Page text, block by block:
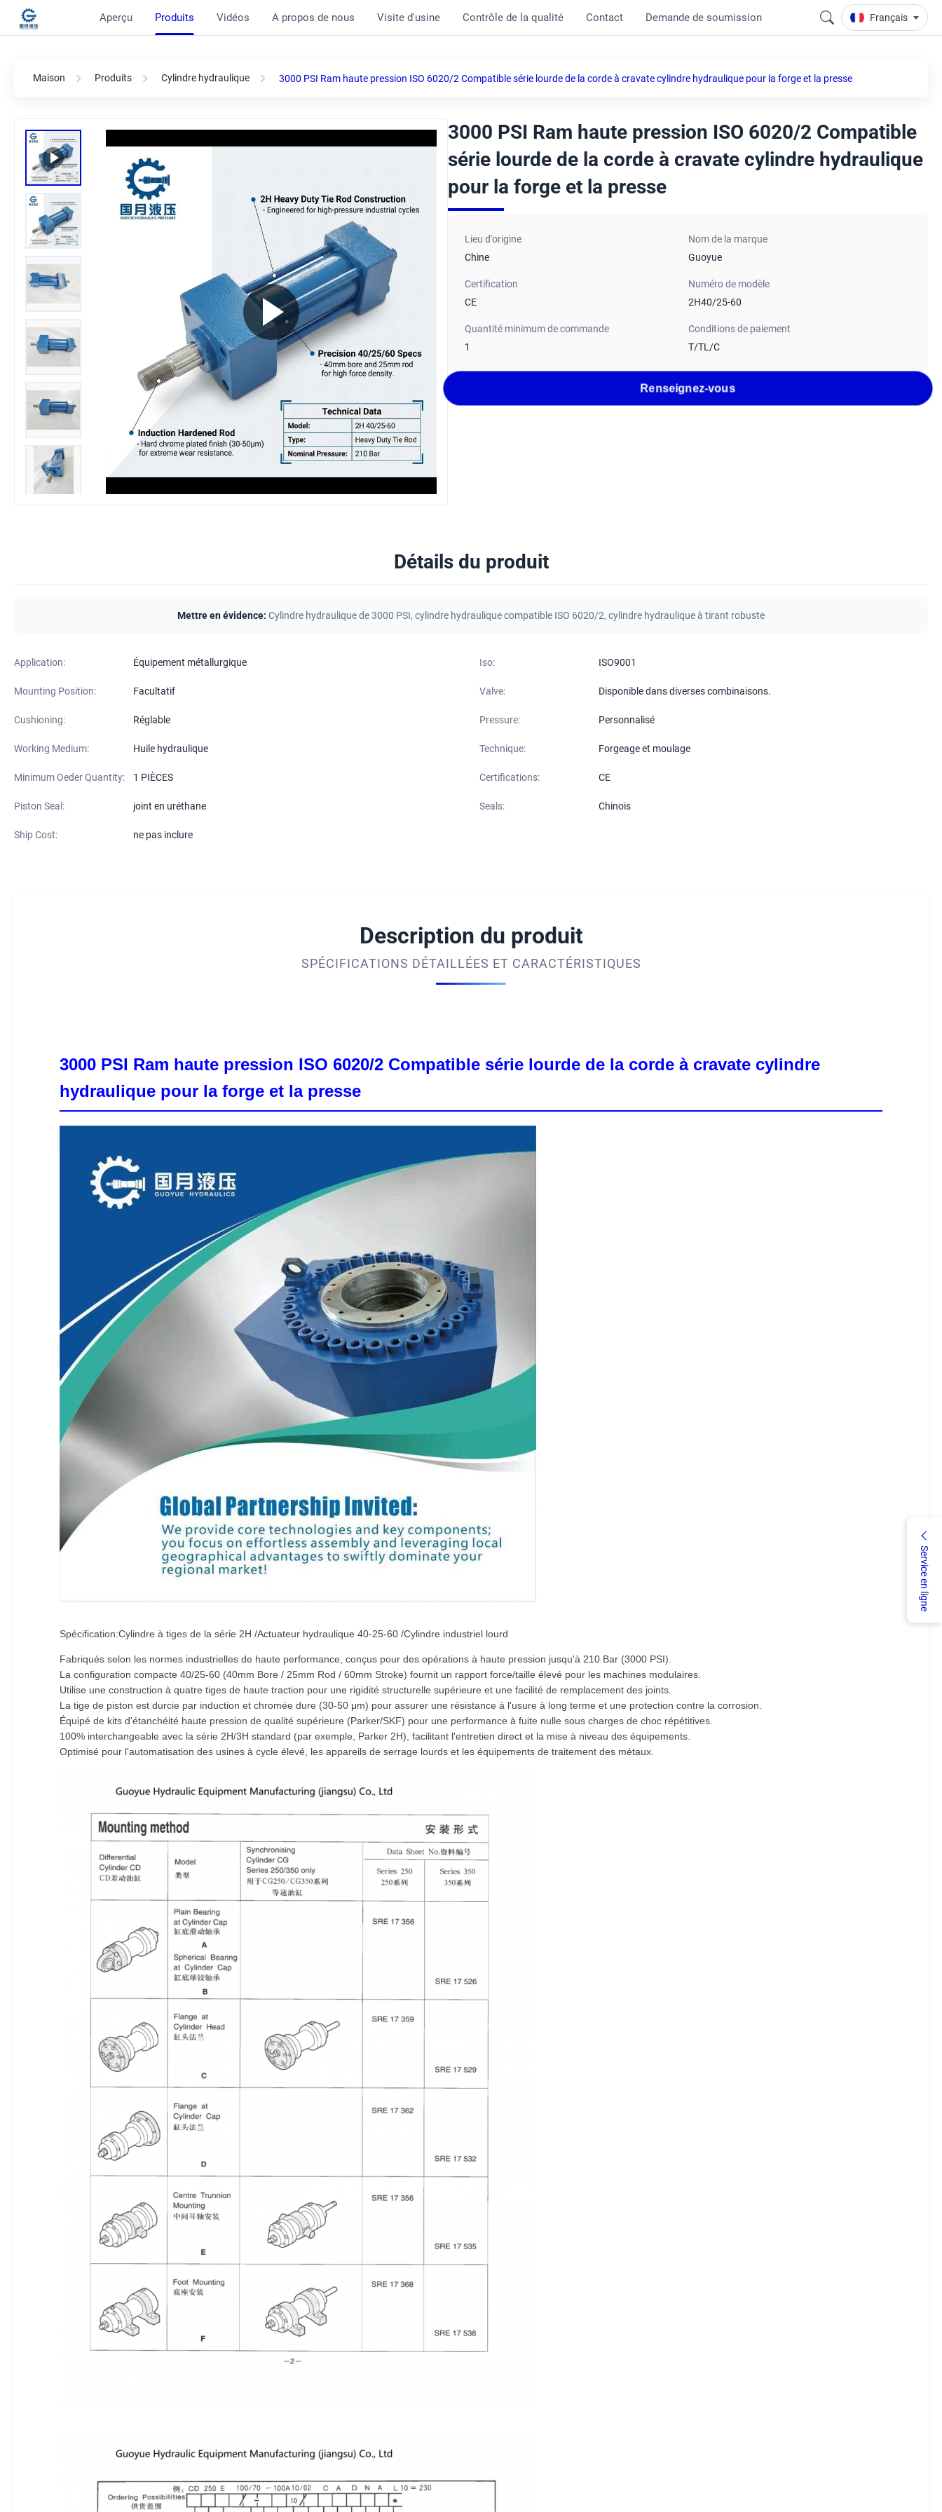
Aperçu Produits Vidéos A propos de nous Visite d'usine Contrôle de la qualité Contact Demande de soumission Français
Service en ligne
Maison Produits Cylindre hydraulique 3000 PSI Ram haute pression ISO 6020/2 Compatible série lourde de la corde à cravate cylindre hydraulique pour la forge et la presse
3000 PSI Ram haute pression ISO 6020/2 Compatible
série lourde de la corde à cravate cylindre hydraulique
pour la forge et la presse
Lieu d'origine
Chine
Nom de la marque
Guoyue
Certification
CE
Numéro de modèle
2H40/25-60
Quantité minimum de commande
1
Conditions de paiement
T/TL/C
Renseignez-vous
Détails du produit
Mettre en évidence: Cylindre hydraulique de 3000 PSI, cylindre hydraulique compatible ISO 6020/2, cylindre hydraulique à tirant robuste
Application: Équipement métallurgique Iso: ISO9001
Mounting Position: Facultatif Valve: Disponible dans diverses combinaisons.
Cushioning: Réglable Pressure: Personnalisé
Working Medium: Huile hydraulique Technique: Forgeage et moulage
Minimum Oeder Quantity: 1 PIÈCES Certifications: CE
Piston Seal: joint en uréthane Seals: Chinois
Ship Cost: ne pas inclure
Description du produit
SPÉCIFICATIONS DÉTAILLÉES ET CARACTÉRISTIQUES
3000 PSI Ram haute pression ISO 6020/2 Compatible série lourde de la corde à cravate cylindre
hydraulique pour la forge et la presse
Spécification:Cylindre à tiges de la série 2H /Actuateur hydraulique 40-25-60 /Cylindre industriel lourd
Fabriqués selon les normes industrielles de haute performance, conçus pour des opérations à haute pression jusqu'à 210 Bar (3000 PSI).
La configuration compacte 40/25-60 (40mm Bore / 25mm Rod / 60mm Stroke) fournit un rapport force/taille élevé pour les machines modulaires.
Utilise une construction à quatre tiges de haute traction pour une rigidité structurelle supérieure et une facilité de remplacement des joints.
La tige de piston est durcie par induction et chromée dure (30-50 μm) pour assurer une résistance à l'usure à long terme et une protection contre la corrosion.
Équipé de kits d'étanchéité haute pression de qualité supérieure (Parker/SKF) pour une performance à fuite nulle sous charges de choc répétitives.
100% interchangeable avec la série 2H/3H standard (par exemple, Parker 2H), facilitant l'entretien direct et la mise à niveau des équipements.
Optimisé pour l'automatisation des usines à cycle élevé, les appareils de serrage lourds et les équipements de traitement des métaux.